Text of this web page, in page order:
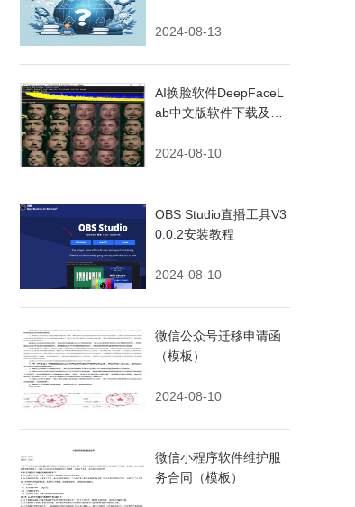
2024-08-13
AI换脸软件DeepFaceL
ab中文版软件下载及安
2024-08-10
OBS Studio直播工具V3
0.0.2安装教程
2024-08-10
微信公众号迁移申请函
（模板）
2024-08-10
微信小程序软件维护服
务合同（模板）